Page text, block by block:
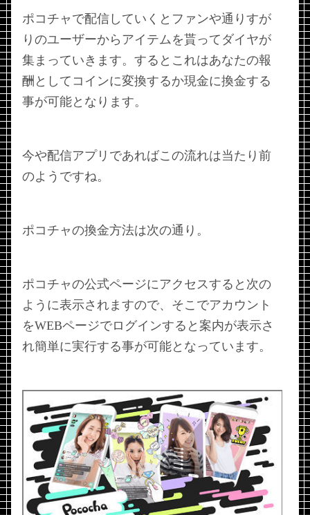
ポコチャで配信していくとファンや通りすが
りのユーザーからアイテムを貰ってダイヤが
集まっていきます。するとこれはあなたの報
酬としてコインに変換するか現金に換金する
事が可能となります。
今や配信アプリであればこの流れは当たり前
のようですね。
ポコチャの換金方法は次の通り。
ポコチャの公式ページにアクセスすると次の
ように表示されますので、そこでアカウント
をWEBページでログインすると案内が表示さ
れ簡単に実行する事が可能となっています。